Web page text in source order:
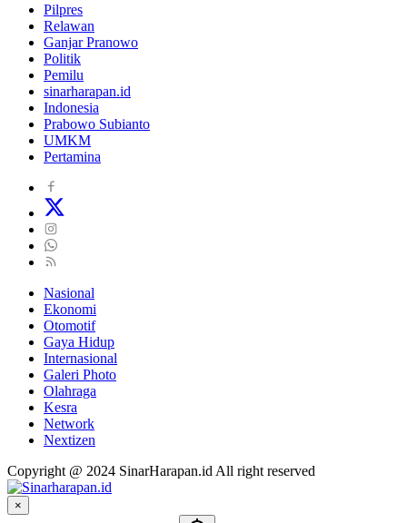
Pilpres
Relawan
Ganjar Pranowo
Politik
Pemilu
sinarharapan.id
Indonesia
Prabowo Subianto
UMKM
Pertamina
Nasional
Ekonomi
Otomotif
Gaya Hidup
Internasional
Galeri Photo
Olahraga
Kesra
Network
Nextizen
Copyright @ 2024 SinarHarapan.id All right reserved
×